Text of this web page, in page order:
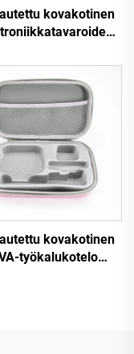
kovakotinen
suojelupussi ja
Lacie
-kiintolevyn
lisävarusteille
kovakotinen
työkalukotelo